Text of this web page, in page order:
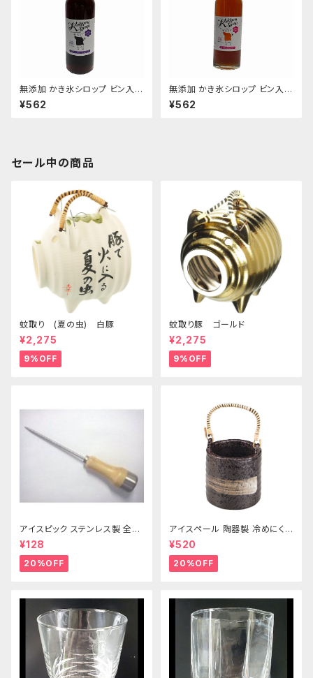
無添加 かき氷シロップ ビン入り
260g ブルーベリー 信州自然
王国
¥562
無添加 かき氷シロップ ビン入り
260g いちご 信州自然王国
¥562
セール中の商品
蚊取り (夏の虫) 白豚
¥2,275
9%OFF
蚊取り豚 ゴールド
¥2,275
9%OFF
アイスピック ステンレス製 全長
215ｍｍ
¥128
20%OFF
アイスペール 陶器製 冷めにくい
二重構造 860ml
¥520
20%OFF